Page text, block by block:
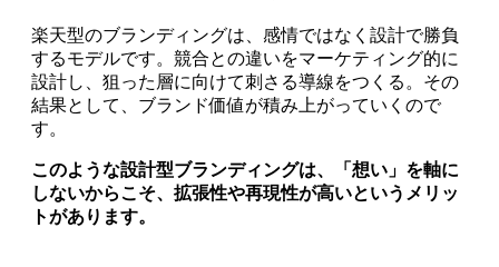
楽天型のブランディングは、感情ではなく設計で勝負
するモデルです。競合との違いをマーケティング的に
設計し、狙った層に向けて刺さる導線をつくる。その
結果として、ブランド価値が積み上がっていくので
す。
このような設計型ブランディングは、「想い」を軸に
しないからこそ、拡張性や再現性が高いというメリッ
トがあります。